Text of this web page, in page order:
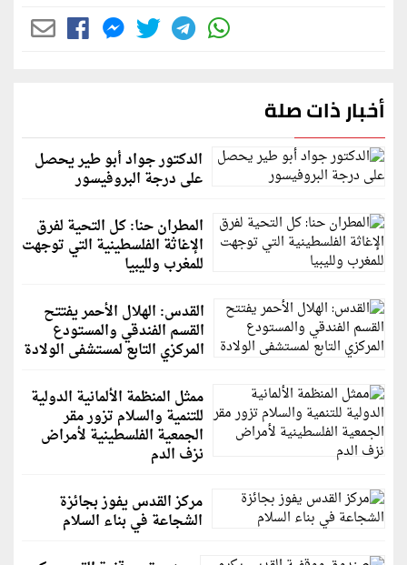
أخبار ذات صلة
الدكتور جواد أبو طير يحصل
على درجة البروفيسور
المطران حنا: كل التحية لفرق
الإغاثة الفلسطينية التي توجهت
للمغرب ولليبيا
القدس: الهلال الأحمر يفتتح
القسم الفندقي والمستودع
المركزي التابع لمستشفى الولادة
ممثل المنظمة الألمانية الدولية
للتنمية والسلام تزور مقر
الجمعية الفلسطينية لأمراض
نزف الدم
مركز القدس يفوز بجائزة
الشجاعة في بناء السلام